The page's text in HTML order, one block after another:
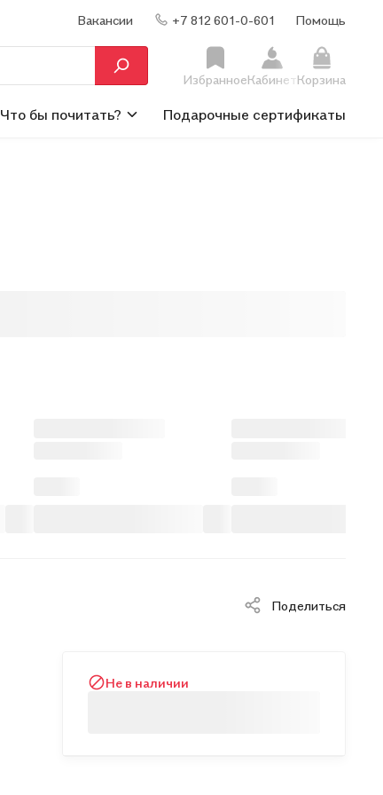
Вакансии +7 812 601-0-601 Помощь
ИзбранноеКабинетКорзина
Что бы почитать? Подарочные сертификаты
Поделиться
Не в наличии